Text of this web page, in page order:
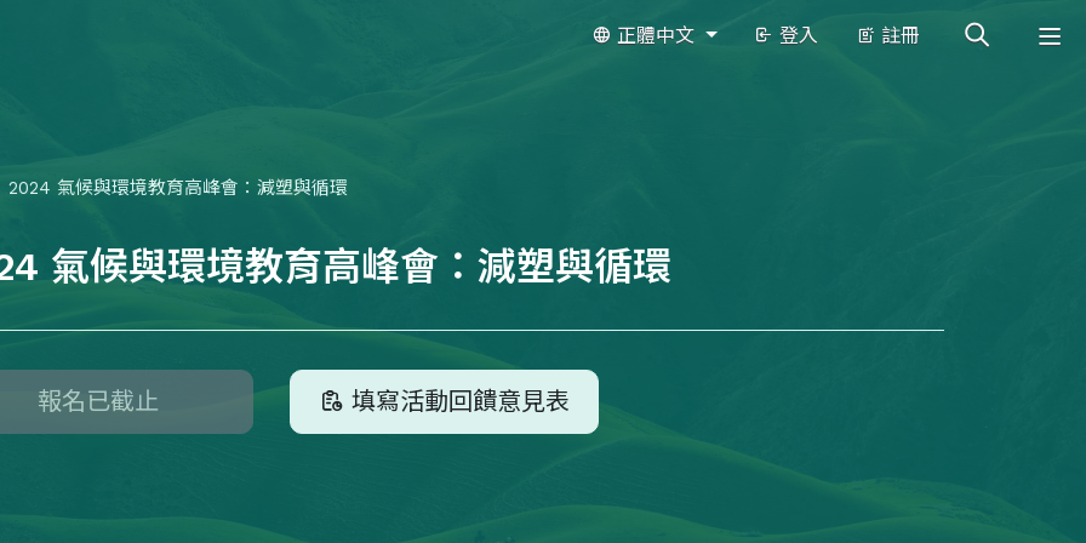
正體中文 登入 註冊
2024 氣候與環境教育高峰會：減塑與循環
氣候與環境教育高峰會：減塑與循環
報名已截止 填寫活動回饋意見表